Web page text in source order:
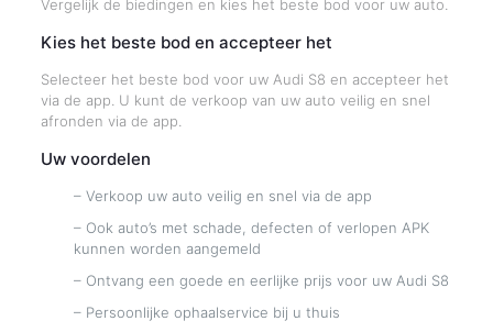
Vergelijk de biedingen en kies het beste bod voor uw auto.
Kies het beste bod en accepteer het
Selecteer het beste bod voor uw Audi S8 en accepteer het
via de app. U kunt de verkoop van uw auto veilig en snel
afronden via de app.
Uw voordelen
– Verkoop uw auto veilig en snel via de app
– Ook auto’s met schade, defecten of verlopen APK
kunnen worden aangemeld
– Ontvang een goede en eerlijke prijs voor uw Audi S8
– Persoonlijke ophaalservice bij u thuis